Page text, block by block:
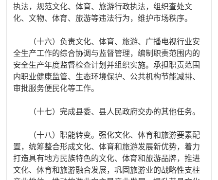
执法，规范文化、体育、旅游行政执法，组织查处文
化、文物、体育、旅游等违法行为，维护市场秩序。
（十六）负责文化、体育、旅游、广播电视行业安
全生产工作的综合协调与监督管理，编制职责范围内的
安全生产年度监督检查计划并组织实施。承担职责范围
内职业健康监管、生态环境保护、公共机构节能减排、
审批服务便民化等工作。
（十七） 完成县委、县人民政府交办的其他任务。
（十八）职能转变。强化文化、体育和旅游要素配
置，统筹整合形成文化、体育和旅游发展新优势，着力
打造具有地方民族特色的文化、体育和旅游品牌，推进
文化、体育和旅游融合发展，巩固旅游业的战略性支柱